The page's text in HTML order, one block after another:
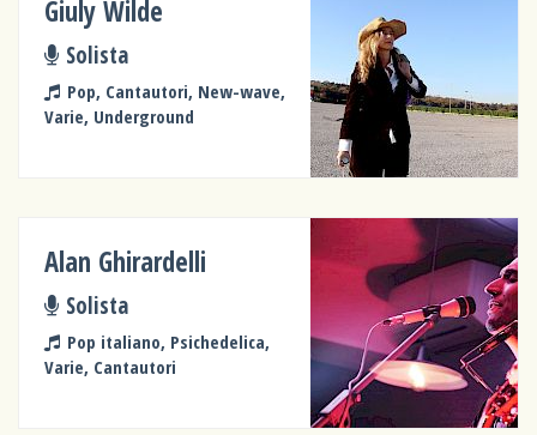
Giuly Wilde
Solista
Pop, Cantautori, New-wave,
Varie, Underground
Alan Ghirardelli
Solista
Pop italiano, Psichedelica,
Varie, Cantautori